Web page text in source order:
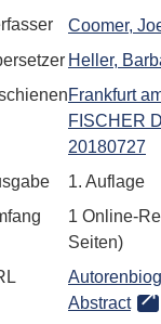
Coomer,
Heller,
Frankfurt
FISCHER
20180727
1. Auflage
1 Online-
Seiten)
Abstract